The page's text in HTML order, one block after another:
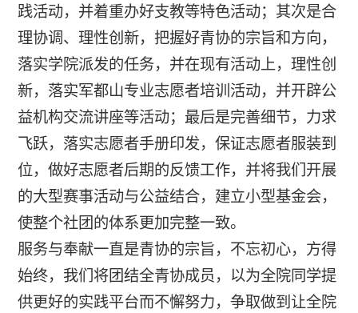
践活动，并着重办好支教等特色活动；其次是合
理协调、理性创新，把握好青协的宗旨和方向，
落实学院派发的任务，并在现有活动上，理性创
新，落实军都山专业志愿者培训活动，并开辟公
益机构交流讲座等活动；最后是完善细节，力求
飞跃，落实志愿者手册印发，保证志愿者服装到
位，做好志愿者后期的反馈工作，并将我们开展
的大型赛事活动与公益结合，建立小型基金会，
使整个社团的体系更加完整一致。
服务与奉献一直是青协的宗旨，不忘初心，方得
始终，我们将团结全青协成员，以为全院同学提
供更好的实践平台而不懈努力，争取做到让全院